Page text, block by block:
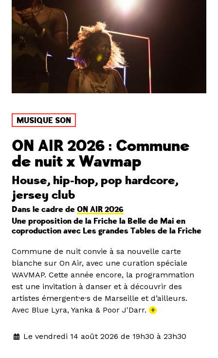
MUSIQUE SON
ON AIR 2026 : Commune
de nuit x Wavmap
House, hip-hop, pop hardcore,
jersey club
Dans le cadre de ON AIR 2026
Une proposition de la Friche la Belle de Mai en
coproduction avec Les grandes Tables de la Friche
Commune de nuit convie à sa nouvelle carte
blanche sur On Air, avec une curation spéciale
WAVMAP. Cette année encore, la programmation
est une invitation à danser et à découvrir des
artistes émergent·e·s de Marseille et d’ailleurs.
Avec Blue Lyra, Yanka & Poor J'Darr. +
Le vendredi 14 août 2026 de 19h30 à 23h30